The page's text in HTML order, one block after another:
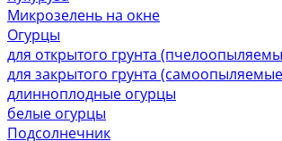
Микрозелень на окне
Огурцы
для открытого грунта
для закрытого грунта
длинноплодные огурцы
белые огурцы
Подсолнечник